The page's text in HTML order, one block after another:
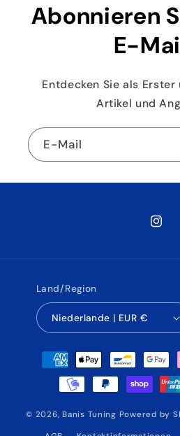
Abonnieren
E-
Entdecken Sie als
Artikel und
E-Mail
Land/Region
Niederlande | EUR €
Zahlungsmethoden
© 2026,Banis Tuning Powered by